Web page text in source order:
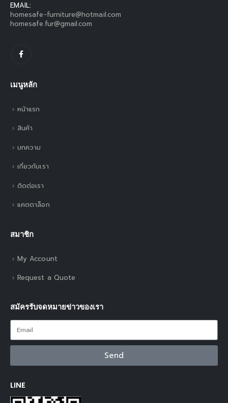
EMAIL:
homesafe-furniture@hotmail.com
homesafe.fur@gmail.com
เมนูหลัก
หน้าแรก
สินค้า
บทความ
เกี่ยวกับเรา
ติดต่อเรา
แคตตาล็อก
สมาชิก
My Account
Request a Quote
สมัครรับจดหมายข่าวของเรา
Send
LINE